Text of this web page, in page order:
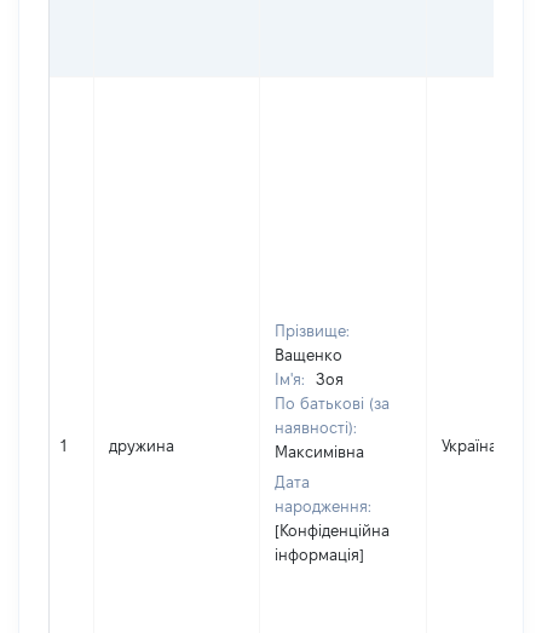
1 дружина
Прізвище:
Ващенко
Ім'я:
Зоя
По батькові (за
наявності):
Максимівна
Дата
народження:
[Конфіденційна
інформація]
Україна